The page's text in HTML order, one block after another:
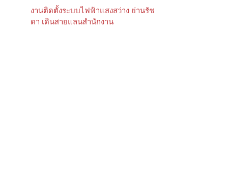
งานติดตั้งระบบไฟฟ้าแสงสว่าง ย่านรัช
ดา เดินสายแลนสำนักงาน